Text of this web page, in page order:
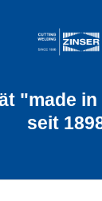
"made
seit